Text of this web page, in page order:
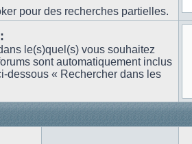
pour des recherches partielles.
le(s)quel(s) vous souhaitez
sont automatiquement inclus
dessous « Rechercher dans les